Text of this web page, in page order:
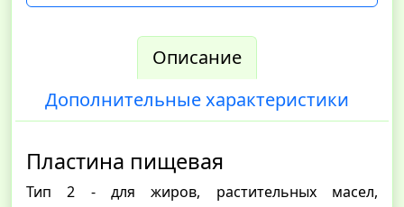
Описание
Дополнительные характеристики
Пластина пищевая
Тип 2 - для жиров, растительных масел,